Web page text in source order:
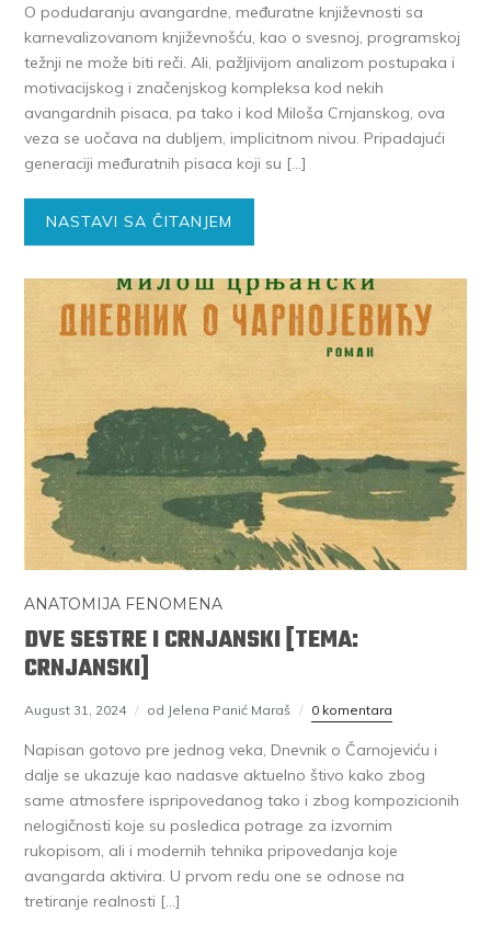
O podudaranju avangardne, međuratne književnosti sa
karnevalizovanom književnošću, kao o svesnoj, programskoj
težnji ne može biti reči. Ali, pažljivijom analizom postupaka i
motivacijskog i značenjskog kompleksa kod nekih
avangardnih pisaca, pa tako i kod Miloša Crnjanskog, ova
veza se uočava na dubljem, implicitnom nivou. Pripadajući
generaciji međuratnih pisaca koji su […]
NASTAVI SA ČITANJEM
ANATOMIJA FENOMENA
DVE SESTRE I CRNJANSKI [TEMA:
CRNJANSKI]
August 31, 2024 od Jelena Panić Maraš 0 komentara
Napisan gotovo pre jednog veka, Dnevnik o Čarnojeviću i
dalje se ukazuje kao nadasve aktuelno štivo kako zbog
same atmosfere ispripovedanog tako i zbog kompozicionih
nelogičnosti koje su posledica potrage za izvornim
rukopisom, ali i modernih tehnika pripovedanja koje
avangarda aktivira. U prvom redu one se odnose na
tretiranje realnosti […]